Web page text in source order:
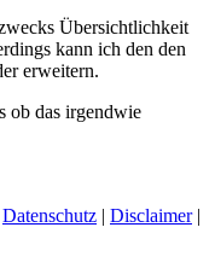
Übersichtlichkeit
kann ich den den
erweitern.
ob das irgendwie
Datenschutz | Disclaimer|